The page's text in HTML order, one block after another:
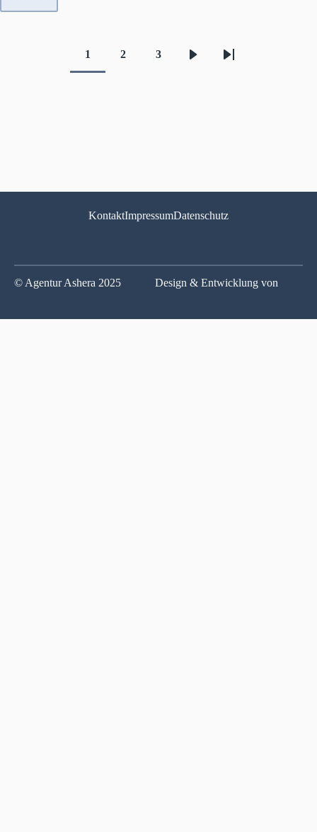
Seitennummerierung
1 2 3
Nächste Letzte
KontaktImpressumDatenschutz
© Agentur Ashera 2025 Design & Entwicklung von